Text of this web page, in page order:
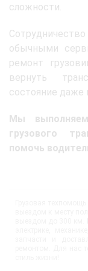
сложности.
обычными
ремонт
вернуть
состояние даже
Мы
грузового
помочь